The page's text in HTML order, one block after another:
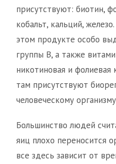
присутствуют: биотин,
кобальт, кальций,
этом продукте особо
группы В, а также
никотиновая и фолиевая
там присутствуют
человеческому
Большинство людей
яиц плохо переносится
все здесь зависит от